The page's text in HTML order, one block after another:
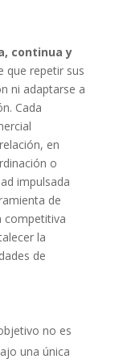
continua y
que repetir sus
ni adaptarse a
Cada
en
o
impulsada
de
competitiva
la
de
no es
una única